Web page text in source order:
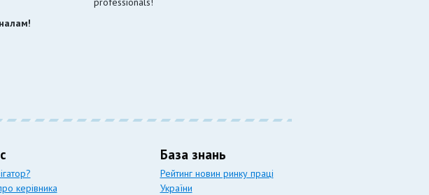
керівника
База знань
Рейтинг новин ринку праці
України